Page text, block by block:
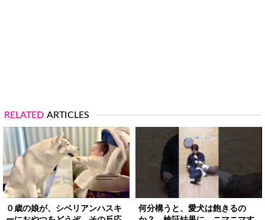
RELATED ARTICLES
０歳の娘が、シベリアンハスキ
何分構うと、愛犬は飽きるの